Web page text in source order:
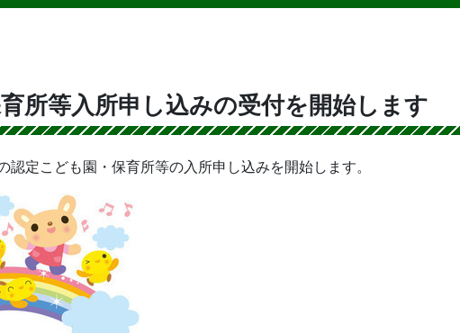
所等入所申し込みの受付を開始します
認定こども園・保育所等の入所申し込みを開始します。